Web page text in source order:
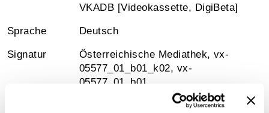
VKADB [Videokassette, DigiBeta]
Sprache Deutsch
Signatur
Österreichische Mediathek, vx-
05577_01_b01_k02, vx-
05577_01_b01